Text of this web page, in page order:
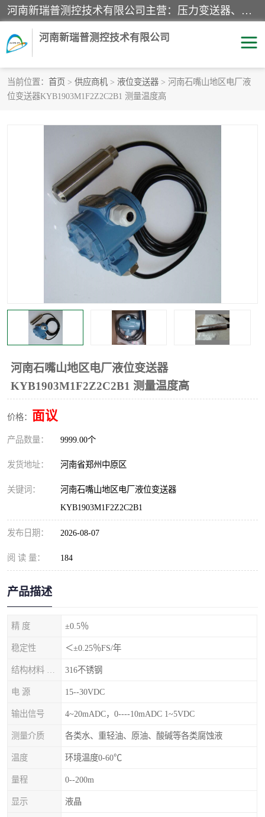
河南新瑞普测控技术有限公司主营：压力变送器、液位变送器、差压变送器、雷达料位计、电容物位计、温度显示控制仪表、电量变送器、流量计、工业自动化系统成套设备。
河南新瑞普测控技术有限公司
当前位置： 首页 > 供应商机 > 液位变送器 > 河南石嘴山地区电厂液
位变送器KYB1903M1F2Z2C2B1 测量温度高
河南石嘴山地区电厂液位变送器
KYB1903M1F2Z2C2B1 测量温度高
价格： 面议
产品数量： 9999.00个
发货地址： 河南省郑州中原区
关键词：
河南石嘴山地区电厂液位变送器
KYB1903M1F2Z2C2B1
发布日期： 2026-08-07
阅 读 量： 184
产品描述
精 度 ±0.5％
稳定性 ＜±0.25％FS/年
316不锈钢
电 源 15--30VDC
输出信号 4~20mADC，0----10mADC 1~5VDC
测量介质 各类水、重轻油、原油、酸碱等各类腐蚀液
温度 环境温度0-60℃
量程 0--200m
显示 液晶
霍尼韦尔压力变送器 CS系列变送器
雷达料位计
标准型工业压力变送器 罐旁显示仪
温度传感器变送器
电容物位计
电量变送器
流量计 工业自动化系统成套设备